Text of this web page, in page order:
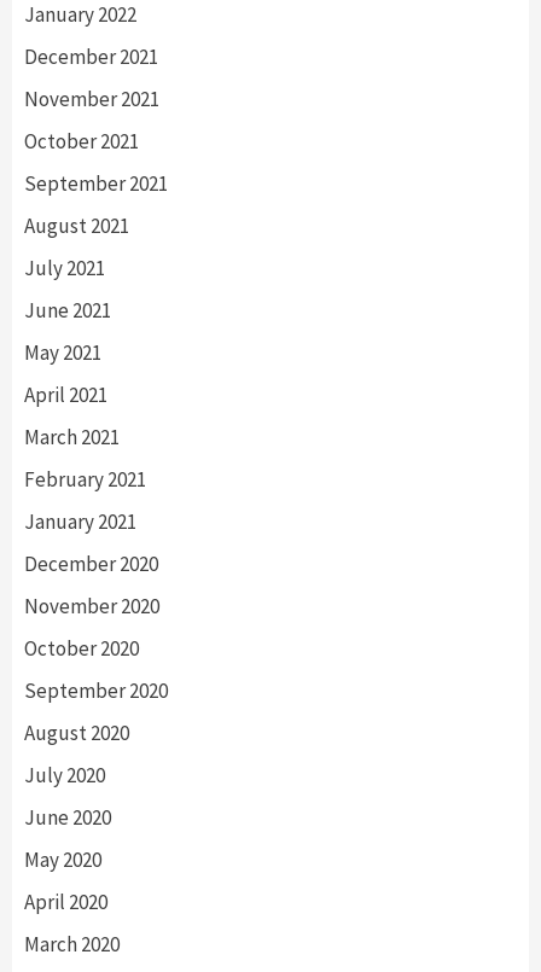
January 2022
December 2021
November 2021
October 2021
September 2021
August 2021
July 2021
June 2021
May 2021
April 2021
March 2021
February 2021
January 2021
December 2020
November 2020
October 2020
September 2020
August 2020
July 2020
June 2020
May 2020
April 2020
March 2020